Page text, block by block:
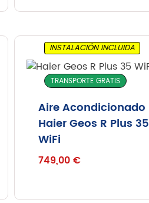
INSTALACIÓN INCLUIDA
TRANSPORTE GRATIS
Aire Acondicionado
Haier Geos R Plus 35
WiFi
749,00€